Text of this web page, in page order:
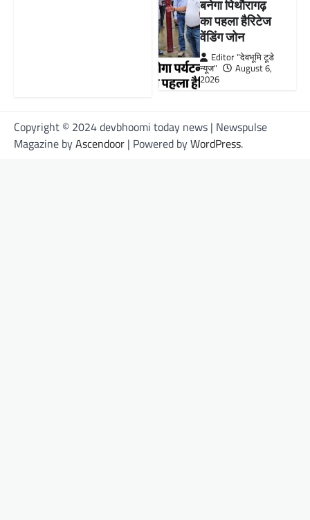
बनेगा पिथौरागढ़
का पहला हैरिटेज
वेंडिंग जोन
Editor "देवभूमि टूडे
न्यूज"
August 6,
2026
Copyright © 2024 devbhoomi today news | Newspulse
Magazine byAscendoor | Powered byWordPress.